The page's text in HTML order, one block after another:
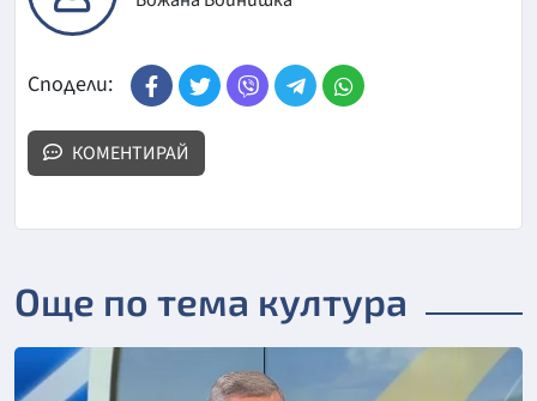
Сподели:
КОМЕНТИРАЙ
Още по тема култура